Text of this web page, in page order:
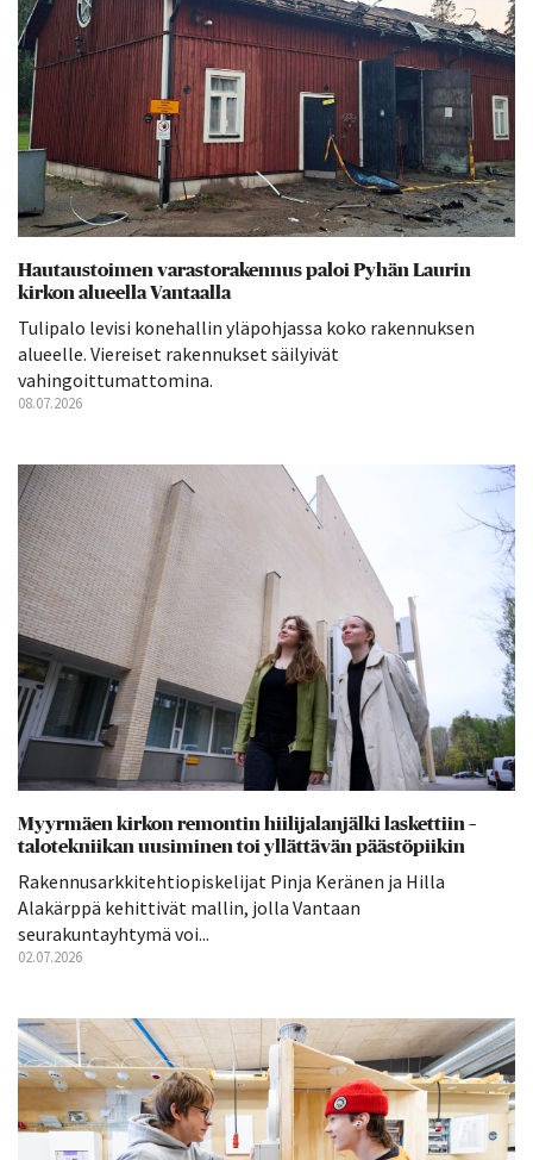
Hautaustoimen varastorakennus paloi Pyhän Laurin
kirkon alueella Vantaalla
Tulipalo levisi konehallin yläpohjassa koko rakennuksen
alueelle. Viereiset rakennukset säilyivät
vahingoittumattomina.
08.07.2026
Myyrmäen kirkon remontin hiilijalanjälki laskettiin –
talotekniikan uusiminen toi yllättävän päästöpiikin
Rakennusarkkitehtiopiskelijat Pinja Keränen ja Hilla
Alakärppä kehittivät mallin, jolla Vantaan
seurakuntayhtymä voi...
02.07.2026